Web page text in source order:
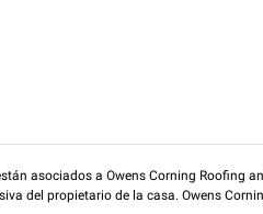
asociados a Owens Corning Roofing
del propietario de la casa. Owens